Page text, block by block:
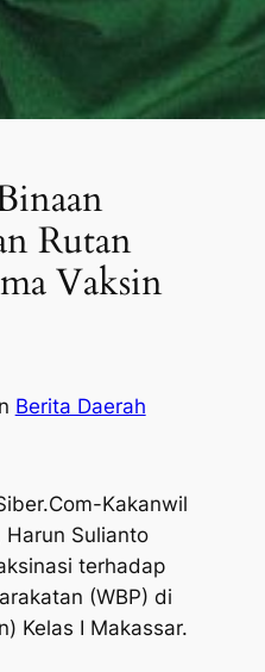
Rutan
Vaksin
Berita Daerah
Kakanwil
Harun Sulianto
terhadap
(WBP) di
Kelas I Makassar.